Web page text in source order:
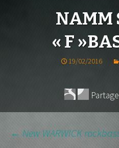
NAMM
« F
19/02/2016
← New WARWICK